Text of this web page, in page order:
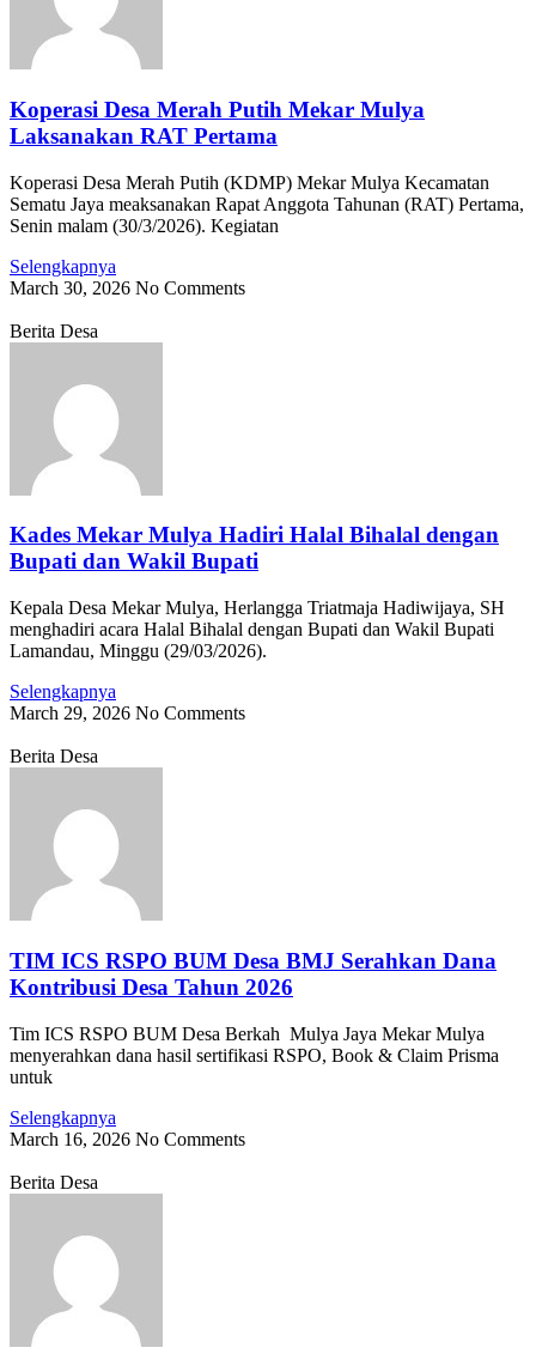
Koperasi Desa Merah Putih Mekar Mulya
Laksanakan RAT Pertama
Koperasi Desa Merah Putih (KDMP) Mekar Mulya Kecamatan
Sematu Jaya meaksanakan Rapat Anggota Tahunan (RAT) Pertama,
Senin malam (30/3/2026). Kegiatan
Selengkapnya
March 30, 2026 No Comments
Berita Desa
Kades Mekar Mulya Hadiri Halal Bihalal dengan
Bupati dan Wakil Bupati
Kepala Desa Mekar Mulya, Herlangga Triatmaja Hadiwijaya, SH
menghadiri acara Halal Bihalal dengan Bupati dan Wakil Bupati
Lamandau, Minggu (29/03/2026).
Selengkapnya
March 29, 2026 No Comments
Berita Desa
TIM ICS RSPO BUM Desa BMJ Serahkan Dana
Kontribusi Desa Tahun 2026
Tim ICS RSPO BUM Desa Berkah Mulya Jaya Mekar Mulya
menyerahkan dana hasil sertifikasi RSPO, Book & Claim Prisma
untuk
Selengkapnya
March 16, 2026 No Comments
Berita Desa